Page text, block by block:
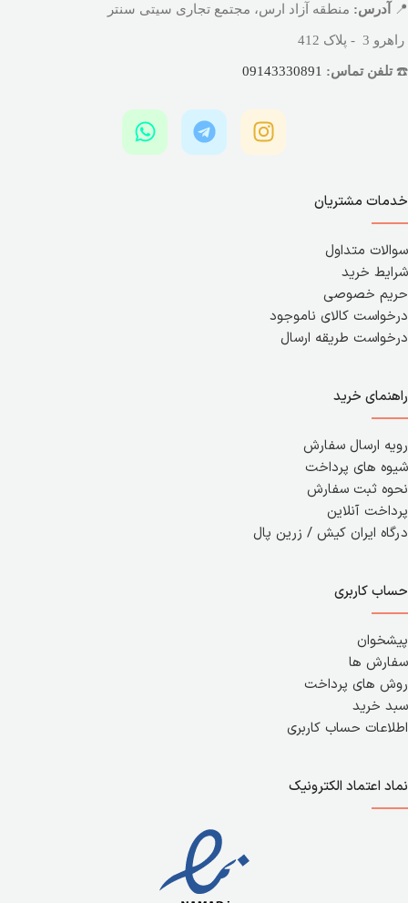
📍 آدرس: منطقه آزاد ارس، مجتمع تجاری سیتی سنتر
راهرو 3 - پلاک 412
☎️تلفن تماس: 09143330891
خدمات مشتریان
سوالات متداول
شرایط خرید
حریم خصوصی
درخواست کالای ناموجود
درخواست طریقه ارسال
راهنمای خرید
رویه ارسال سفارش
شیوه های پرداخت
نحوه ثبت سفارش
پرداخت آنلاین
درگاه ایران کیش / زرین پال
حساب کاربری
پیشخوان
سفارش ها
روش های پرداخت
سبد خرید
اطلاعات حساب کاربری
نماد اعتماد الکترونیک